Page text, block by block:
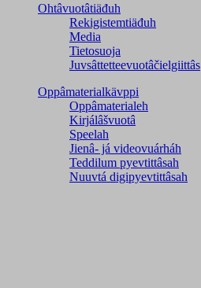
Ohtâvuotâtiäđuh
Rekigistemtiäđuh
Media
Tietosuoja
Juvsâttetteevuotâčielgiittâs
Oppâmaterialkävppi
Oppâmaterialeh
Kirjálâšvuotâ
Speelah
Jienâ- já videovuárháh
Teddilum pyevtittâsah
Nuuvtá digipyevtittâsah